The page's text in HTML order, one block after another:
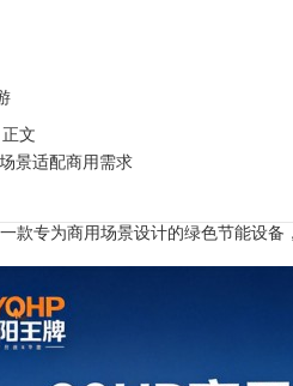
文
景适配商用需求
款专为商用场景设计的绿色节能设